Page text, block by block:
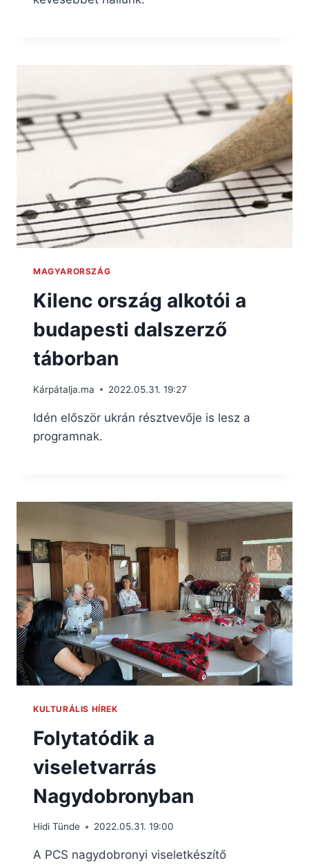
MAGYARORSZÁG
Kilenc ország alkotói a
budapesti dalszerző
táborban
Kárpátalja.ma 2022.05.31. 19:27
Idén először ukrán résztvevője is lesz a
programnak.
KULTURÁLIS HÍREK
Folytatódik a
viseletvarrás
Nagydobronyban
Hidi Tünde 2022.05.31. 19:00
A PCS nagydobronyi viseletkészítő